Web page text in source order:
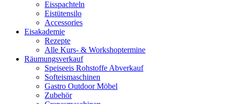
Eisspachteln
Eistütensilo
Accessories
Eisakademie
Rezepte
Alle Kurs- & Workshoptermine
Räumungsverkauf
Speiseeis Rohstoffe Abverkauf
Softeismaschinen
Gastro Outdoor Möbel
Zubehör